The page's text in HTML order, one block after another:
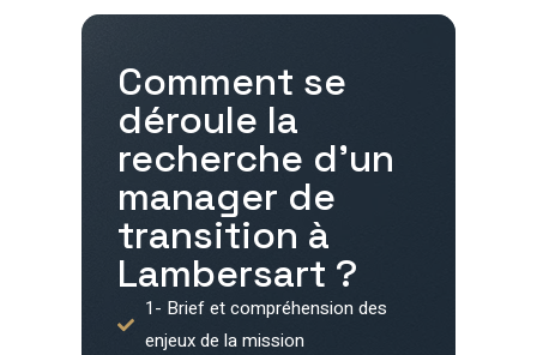
Comment se
déroule la
recherche d'un
manager de
transition à
Lambersart ?
1- Brief et compréhension des
enjeux de la mission